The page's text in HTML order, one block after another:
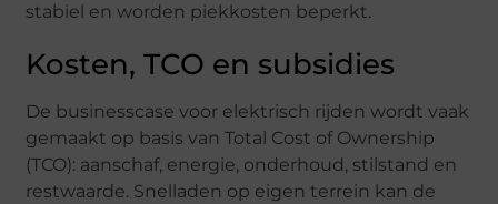
stabiel en worden piekkosten beperkt.
Kosten, TCO en subsidies
De businesscase voor elektrisch rijden wordt vaak
gemaakt op basis van Total Cost of Ownership
(TCO): aanschaf, energie, onderhoud, stilstand en
restwaarde. Snelladen op eigen terrein kan de